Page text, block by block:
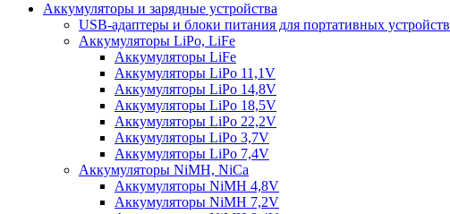
Аккумуляторы и зарядные устройства
USB-адаптеры и блоки питания для портативных устройств
Аккумуляторы LiPo, LiFe
Аккумуляторы LiFe
Аккумуляторы LiPo 11,1V
Аккумуляторы LiPo 14,8V
Аккумуляторы LiPo 18,5V
Аккумуляторы LiPo 22,2V
Аккумуляторы LiPo 3,7V
Аккумуляторы LiPo 7,4V
Аккумуляторы NiMH, NiCa
Аккумуляторы NiMH 4,8V
Аккумуляторы NiMH 7,2V